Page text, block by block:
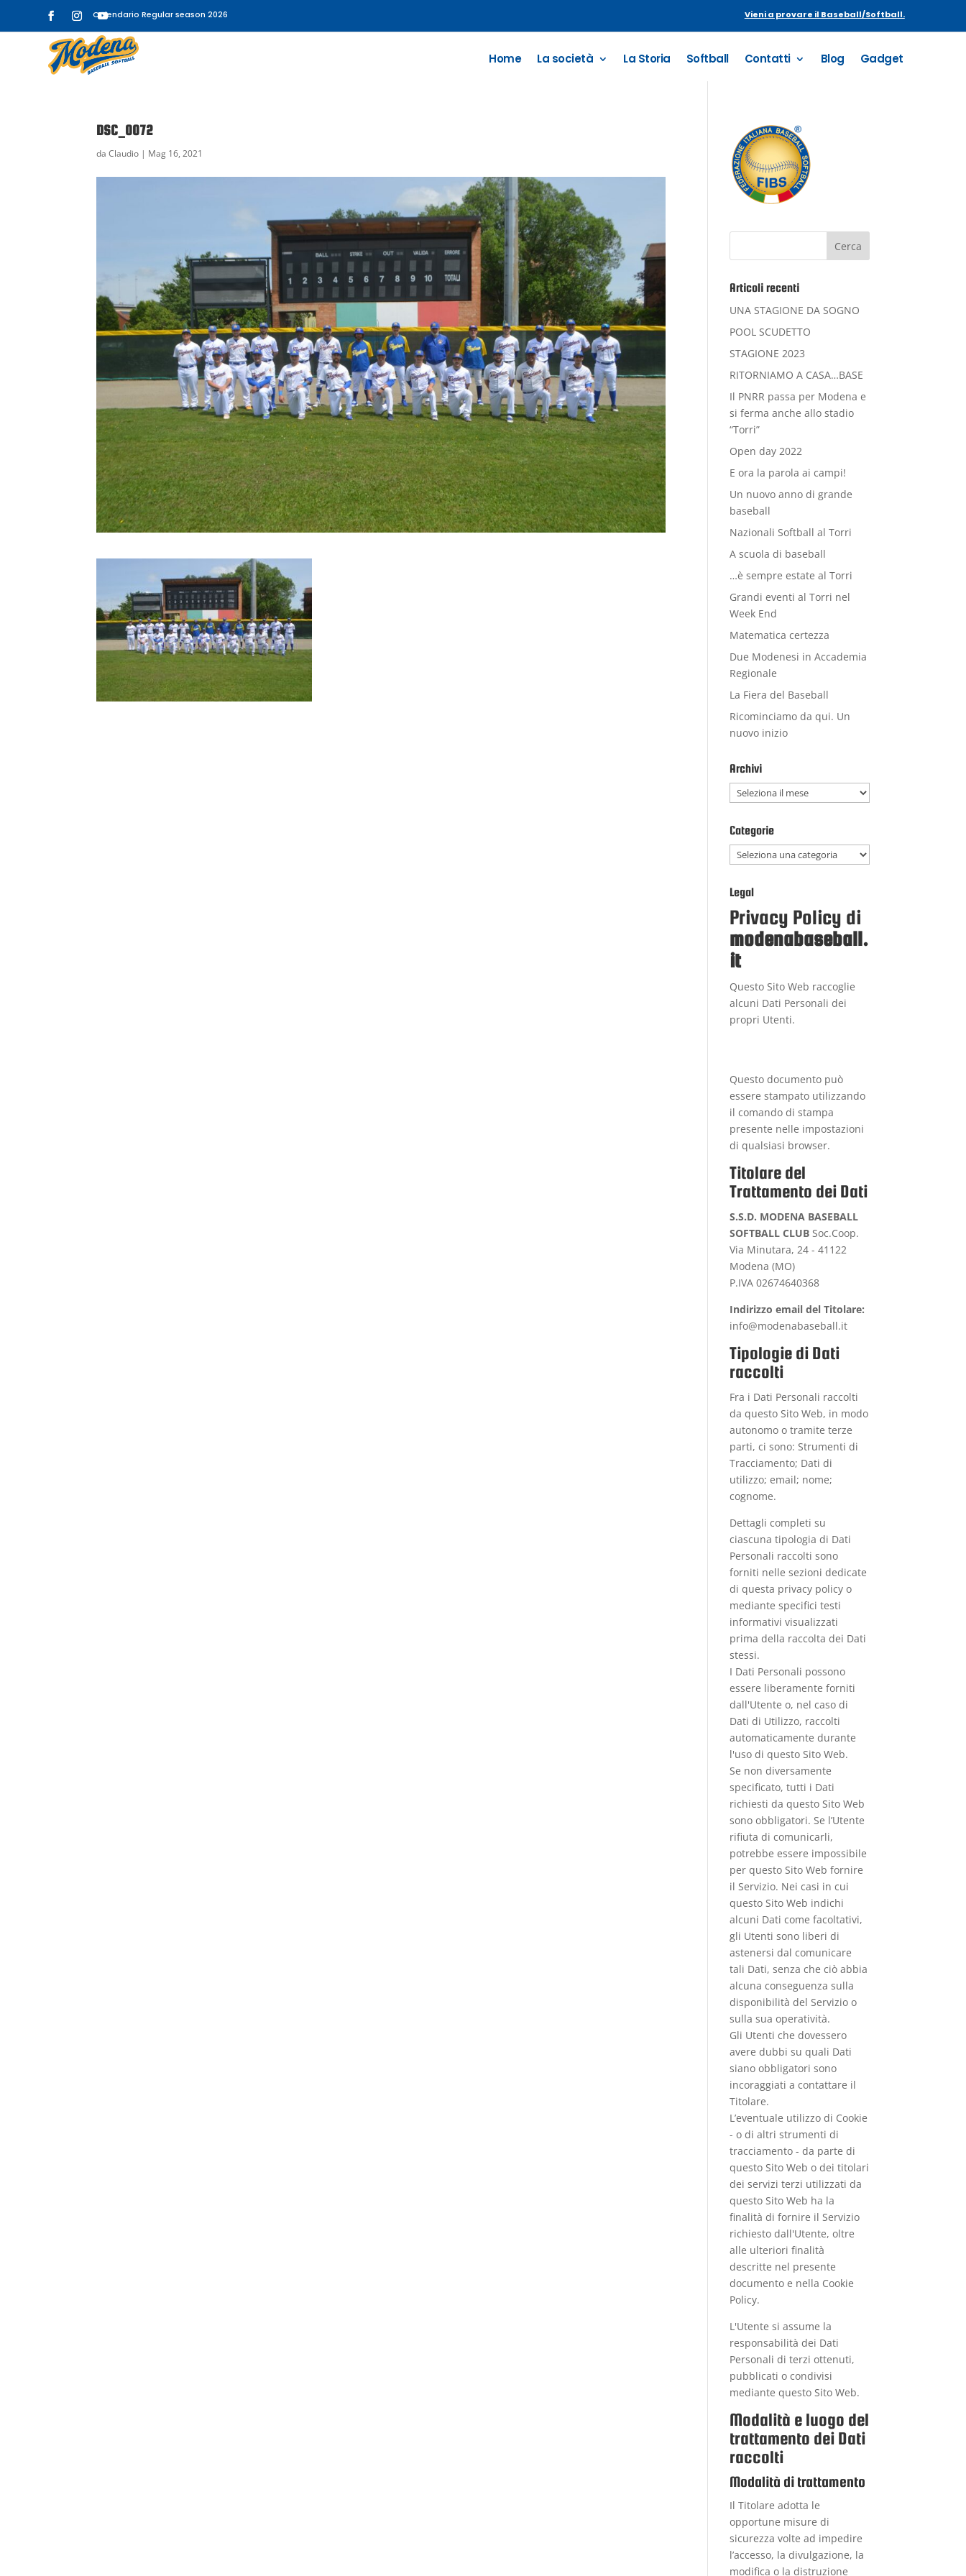
Calendario Regular season 2026 Vieni a provare il Baseball/Softball.
Home La società La Storia Softball Contatti Blog Gadget
DSC_0072
daClaudio | Mag 16, 2021
Articoli recenti
UNA STAGIONE DA SOGNO
POOL SCUDETTO
STAGIONE 2023
RITORNIAMO A CASA…BASE
Il PNRR passa per Modena e
si ferma anche allo stadio
“Torri”
Open day 2022
E ora la parola ai campi!
Un nuovo anno di grande
baseball
Nazionali Softball al Torri
A scuola di baseball
…è sempre estate al Torri
Grandi eventi al Torri nel
Week End
Matematica certezza
Due Modenesi in Accademia
Regionale
La Fiera del Baseball
Ricominciamo da qui. Un
nuovo inizio
Archivi
Archivi
Categorie
Categorie
Legal
Privacy Policy di
modenabaseball.
it
Questo Sito Web raccoglie
alcuni Dati Personali dei
propri Utenti.
Questo documento può
essere stampato utilizzando
il comando di stampa
presente nelle impostazioni
di qualsiasi browser.
Titolare del
Trattamento dei Dati
S.S.D. MODENA BASEBALL
SOFTBALL CLUB Soc.Coop.
Via Minutara, 24 - 41122
Modena (MO)
P.IVA 02674640368
Indirizzo email del Titolare:
info@modenabaseball.it
Tipologie di Dati
raccolti
Fra i Dati Personali raccolti
da questo Sito Web, in modo
autonomo o tramite terze
parti, ci sono: Strumenti di
Tracciamento; Dati di
utilizzo; email; nome;
cognome.
Dettagli completi su
ciascuna tipologia di Dati
Personali raccolti sono
forniti nelle sezioni dedicate
di questa privacy policy o
mediante specifici testi
informativi visualizzati
prima della raccolta dei Dati
stessi.
I Dati Personali possono
essere liberamente forniti
dall'Utente o, nel caso di
Dati di Utilizzo, raccolti
automaticamente durante
l'uso di questo Sito Web.
Se non diversamente
specificato, tutti i Dati
richiesti da questo Sito Web
sono obbligatori. Se l’Utente
rifiuta di comunicarli,
potrebbe essere impossibile
per questo Sito Web fornire
il Servizio. Nei casi in cui
questo Sito Web indichi
alcuni Dati come facoltativi,
gli Utenti sono liberi di
astenersi dal comunicare
tali Dati, senza che ciò abbia
alcuna conseguenza sulla
disponibilità del Servizio o
sulla sua operatività.
Gli Utenti che dovessero
avere dubbi su quali Dati
siano obbligatori sono
incoraggiati a contattare il
Titolare.
L’eventuale utilizzo di Cookie
- o di altri strumenti di
tracciamento - da parte di
questo Sito Web o dei titolari
dei servizi terzi utilizzati da
questo Sito Web ha la
finalità di fornire il Servizio
richiesto dall'Utente, oltre
alle ulteriori finalità
descritte nel presente
documento e nella Cookie
Policy.
L'Utente si assume la
responsabilità dei Dati
Personali di terzi ottenuti,
pubblicati o condivisi
mediante questo Sito Web.
Modalità e luogo del
trattamento dei Dati
raccolti
Modalità di trattamento
Il Titolare adotta le
opportune misure di
sicurezza volte ad impedire
l’accesso, la divulgazione, la
modifica o la distruzione